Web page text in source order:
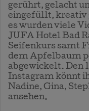
gerührt, gelacht
eingefüllt, kreativ
es wurden viele
JUFA Hotel Bad
Seifenkurs samt
dem Apfelbaum
abgewickelt. Den
Instagram könnt
Nadine, Gina,
ansehen.